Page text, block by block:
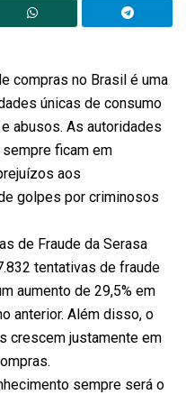
compras no Brasil é uma
únicas de consumo
abusos. As autoridades
ficam em
aos
golpes por criminosos
de Fraude da Serasa
tentativas de fraude
aumento de 29,5% em
anterior. Além disso, o
crescem justamente em
sempre será o